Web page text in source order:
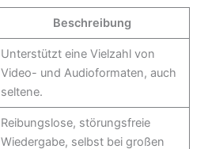
Beschreibung
Unterstützt eine Vielzahl von
Video- und Audioformaten, auch
seltene.
Reibungslose, störungsfreie
Wiedergabe, selbst bei großen